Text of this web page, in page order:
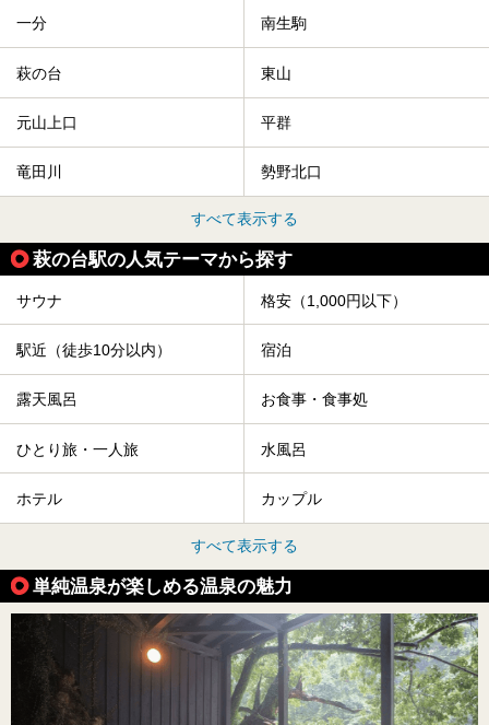
一分 南生駒
萩の台 東山
元山上口 平群
竜田川 勢野北口
すべて表示する
萩の台駅の人気テーマから探す
サウナ 格安（1,000円以下）
駅近（徒歩10分以内） 宿泊
露天風呂 お食事・食事処
ひとり旅・一人旅 水風呂
ホテル カップル
すべて表示する
単純温泉が楽しめる温泉の魅力